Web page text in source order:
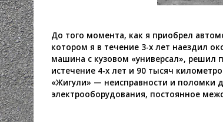
До того момента, как я приобрел
котором я в течение 3-х лет наездил
машина с кузовом «универсал», решил
истечение 4-х лет и 90 тысяч
«Жигули» — неисправности и поломки
электрооборудования, постоянное